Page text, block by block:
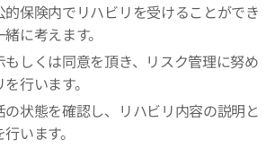
的保険内でリハビリを受けることができ
に考えます。
もしくは同意を頂き、リスク管理に努め
行います。
の状態を確認し、リハビリ内容の説明と
います。